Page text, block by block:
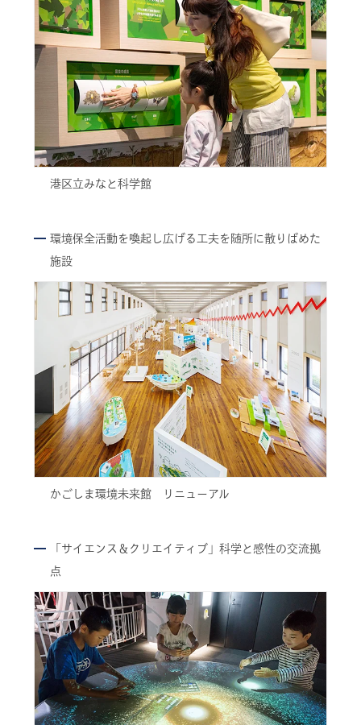
港区立みなと科学館
環境保全活動を喚起し広げる工夫を随所に散りばめた
施設
かごしま環境未来館 リニューアル
「サイエンス＆クリエイティブ」科学と感性の交流拠
点